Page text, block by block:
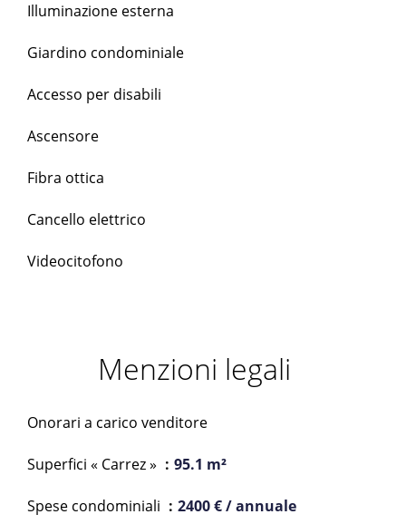
Illuminazione esterna
Giardino condominiale
Accesso per disabili
Ascensore
Fibra ottica
Cancello elettrico
Videocitofono
Menzioni legali
Onorari a carico venditore
Superfici « Carrez » 95.1 m²
Spese condominiali 2400 € / annuale